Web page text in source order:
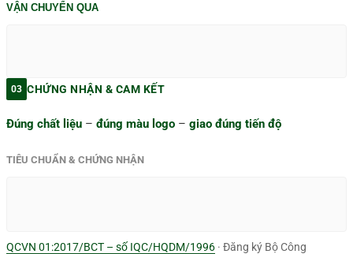
VẬN CHUYỂN QUA
03 CHỨNG NHẬN & CAM KẾT
Đúng chất liệu – đúng màu logo – giao đúng tiến độ
TIÊU CHUẨN & CHỨNG NHẬN
QCVN 01:2017/BCT – số IQC/HQDM/1996 · Đăng ký Bộ Công